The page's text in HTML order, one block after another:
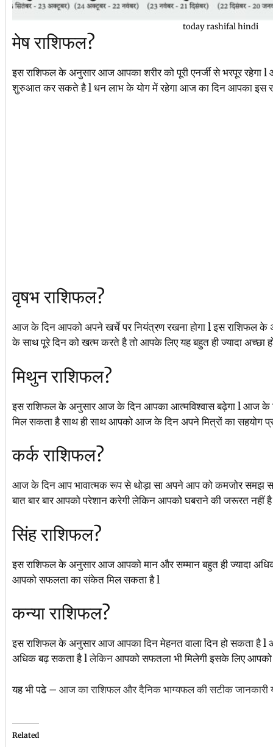
today rashifal hindi
मेष राशिफल?
इस राशिफल के अनुसार आज आपका शरीर को पूरी एनर्जी से भरपूर
शुरुआत कर सकते है l धन लाभ के योग में रहेगा आज का दिन आपका इस
वृषभ राशिफल?
आज के दिन आपको अपने खर्चे पर नियंत्रण रखना होगा l इस राशिफल
के साथ पूरे दिन को खत्म करते है तो आपके लिए यह बहुत ही ज्यादा अच्छा
मिथुन राशिफल?
इस राशिफल के अनुसार आज के दिन आपका आत्मविश्वास बढ़ेगा l आज के
मिल सकता है साथ ही साथ आपको आज के दिन अपने मित्रों का सहयोग
कर्क राशिफल?
आज के दिन आप भावात्मक रूप से थोड़ा सा अपने आप को कमजोर समझ
बात बार बार आपको परेशान करेगी लेकिन आपको घबराने की जरूरत नहीं
सिंह राशिफल?
इस राशिफल के अनुसार आज आपको मान और सम्मान बहुत ही ज्यादा अधिक
आपको सफलता का संकेत मिल सकता है l
कन्या राशिफल?
इस राशिफल के अनुसार आज आपका दिन मेहनत वाला दिन हो सकता
अधिक बढ़ सकता है lलेकिनआपको सफतला भी मिलेगी इसके लिए आपको
यह भी पढे – आज का राशिफल और दैनिक भाग्यफल की सटीक जानकारी
Related